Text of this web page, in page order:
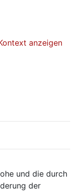
anzeigen
und die durch
der